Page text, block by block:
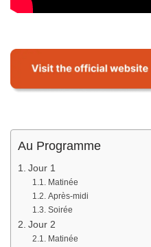
Au Programme
Jour 1
Matinée
Après-midi
Soirée
Jour 2
Matinée